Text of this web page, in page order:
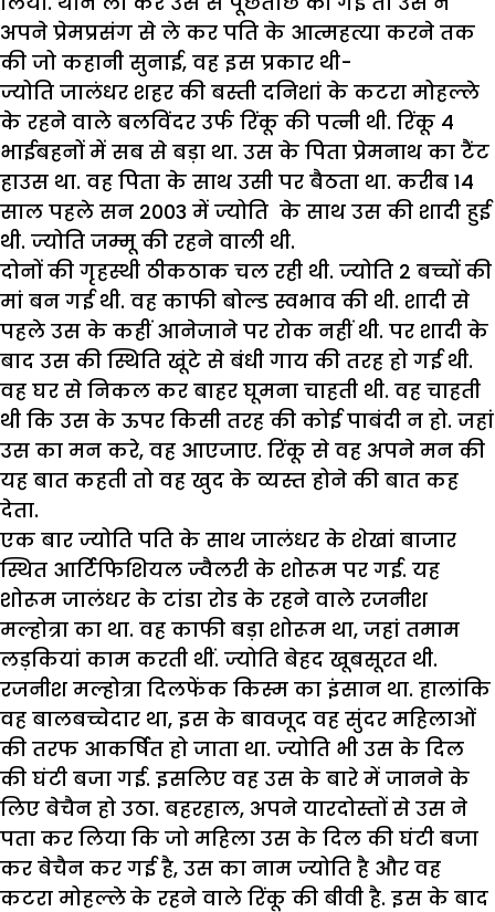
अपने प्रेमप्रसंग से ले कर पति के आत्महत्या करने तक
की जो कहानी सुनाई, वह इस प्रकार थी-
ज्योति जालंधर शहर की बस्ती दनिशां के कटरा मोहल्ले
के रहने वाले बलविंदर उर्फ रिंकू की पत्नी थी. रिंकू 4
भाईबहनों में सब से बड़ा था. उस के पिता प्रेमनाथ का टैंट
हाउस था. वह पिता के साथ उसी पर बैठता था. करीब 14
साल पहले सन 2003 में ज्योति के साथ उस की शादी हुई
थी. ज्योति जम्मू की रहने वाली थी.
दोनों की गृहस्थी ठीकठाक चल रही थी. ज्योति 2 बच्चों की
मां बन गई थी. वह काफी बोल्ड स्वभाव की थी. शादी से
पहले उस के कहीं आनेजाने पर रोक नहीं थी. पर शादी के
बाद उस की स्थिति खूंटे से बंधी गाय की तरह हो गई थी.
वह घर से निकल कर बाहर घूमना चाहती थी. वह चाहती
थी कि उस के ऊपर किसी तरह की कोई पाबंदी न हो. जहां
उस का मन करे, वह आएजाए. रिंकू से वह अपने मन की
यह बात कहती तो वह खुद के व्यस्त होने की बात कह
देता.
एक बार ज्योति पति के साथ जालंधर के शेखां बाजार
स्थित आर्टिफिशियल ज्वैलरी के शोरूम पर गई. यह
शोरूम जालंधर के टांडा रोड के रहने वाले रजनीश
मल्होत्रा का था. वह काफी बड़ा शोरूम था, जहां तमाम
लड़कियां काम करती थीं. ज्योति बेहद खूबसूरत थी.
रजनीश मल्होत्रा दिलफेंक किस्म का इंसान था. हालांकि
वह बालबच्चेदार था, इस के बावजूद वह सुंदर महिलाओं
की तरफ आकर्षित हो जाता था. ज्योति भी उस के दिल
की घंटी बजा गई. इसलिए वह उस के बारे में जानने के
लिए बेचैन हो उठा. बहरहाल, अपने यारदोस्तों से उस ने
पता कर लिया कि जो महिला उस के दिल की घंटी बजा
कर बेचैन कर गई है, उस का नाम ज्योति है और वह
कटरा मोहल्ले के रहने वाले रिंकू की बीवी है. इस के बाद